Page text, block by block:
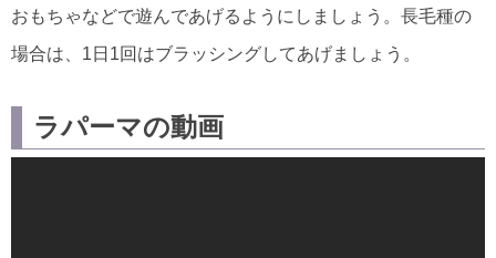
おもちゃなどで遊んであげるようにしましょう。長毛種の
場合は、1日1回はブラッシングしてあげましょう。
ラパーマの動画